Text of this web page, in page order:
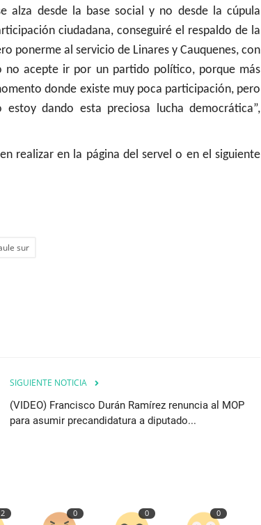
alza desde la base social y no desde la cúpula
ciudadana, conseguiré el respaldo de la
ponerme al servicio de Linares y Cauquenes, con
no acepte ir por un partido político, porque más
donde existe muy poca participación, pero
dando esta preciosa lucha democrática”,
realizar en la página del servel o en el siguiente
sur
SIGUIENTE NOTICIA
(VIDEO) Francisco Durán Ramírez renuncia al MOP
para asumir precandidatura a diputado...
2 0 0 0